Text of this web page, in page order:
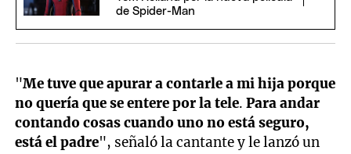
de Spider-Man
"Me tuve que apurar a contarle a mi hija porque
no quería que se entere por la tele.Para andar
contando cosas cuando uno no está seguro,
está el padre", señaló la cantante y le lanzó un